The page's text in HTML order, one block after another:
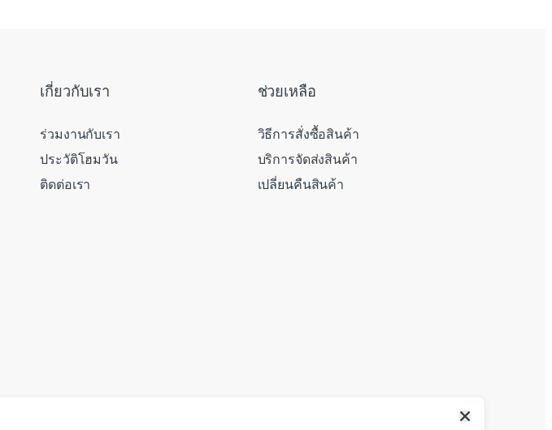
เกี่ยวกับเรา
ร่วมงานกับเรา
ประวัติโฮมวัน
ติดต่อเรา
ช่วยเหลือ
วิธีการสั่งซื้อสินค้า
บริการจัดส่งสินค้า
เปลี่ยนคืนสินค้า